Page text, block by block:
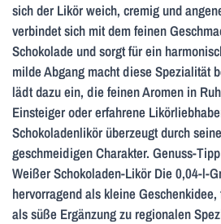
sich der Likör weich, cremig und
verbindet sich mit dem feinen
Schokolade und sorgt für ein
milde Abgang macht diese Spezialität
lädt dazu ein, die feinen Aromen in
Einsteiger oder erfahrene
Schokoladenlikör überzeugt durch
geschmeidigen Charakter. Genuss-
Weißer Schokoladen-Likör Die 0,04-l-
hervorragend als kleine
als süße Ergänzung zu regionalen